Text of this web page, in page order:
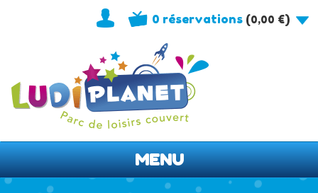
0 réservations(0,00 €)
MENU